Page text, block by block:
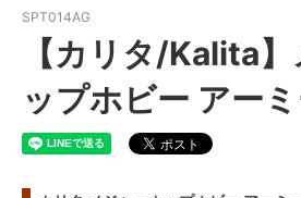
SPT014AG
【カリタ/Kalita
ップホビー アー